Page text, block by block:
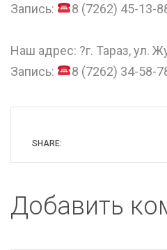
Запись:
8 (7262) 45-13-
Наш адрес: ?г. Тараз, ул.
Запись:
8 (7262) 34-58-
SHARE:
Добавить